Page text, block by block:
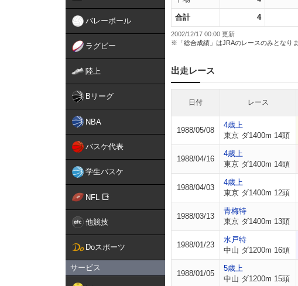
バレーボール
ラグビー
陸上
Bリーグ
NBA
バスケ代表
学生バスケ
NFL
他競技
Doスポーツ
サービス
合計 4
2002/12/17 00:00 更新
※「総合成績」はJRAのレースのみとなりま
出走レース
日付 レース
1988/05/08
4歳上
東京 ダ1400m 14頭
1988/04/16
4歳上
東京 ダ1400m 14頭
1988/04/03
4歳上
東京 ダ1400m 12頭
1988/03/13
青梅特
東京 ダ1400m 13頭
1988/01/23
水戸特
中山 ダ1200m 16頭
1988/01/05
5歳上
中山 ダ1200m 15頭